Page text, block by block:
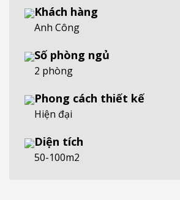
Khách hàng
Anh Công
Số phòng ngủ
2 phòng
Phong cách thiết kế
Hiện đại
Diện tích
50-100m2